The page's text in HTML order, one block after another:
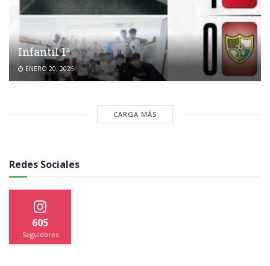
Infantil 1ª
ENERO 20, 2026
CARGA MÁS
Redes Sociales
605
Seguidores